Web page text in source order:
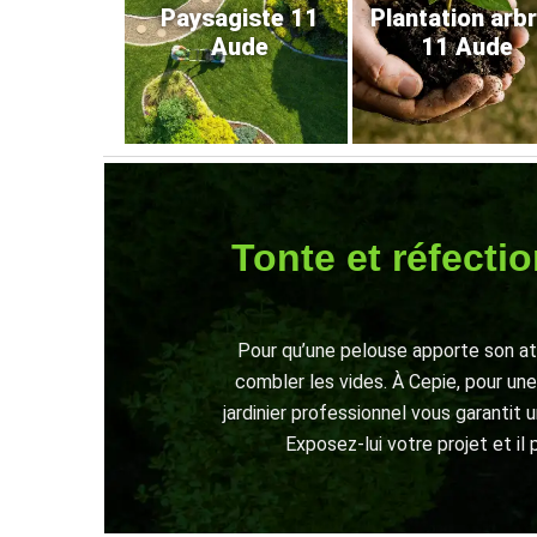
Paysagiste 11
Aude
Plantation
11 Aude
Tonte et
Pour qu’une pelouse apporte son
combler les vides. À Cepie, pour
jardinier professionnel vous garantit
Exposez-lui votre projet et il